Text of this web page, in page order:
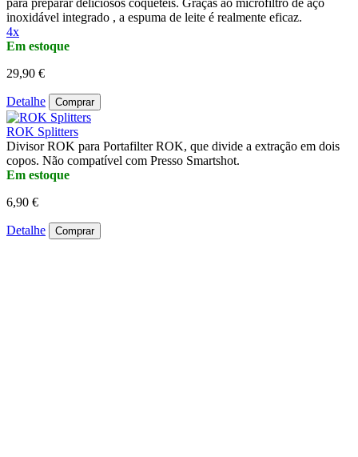
para preparar deliciosos coquetéis. Graças ao microfiltro de aço
inoxidável integrado , a espuma de leite é realmente eficaz.
4x
Em estoque
29,90 €
Detalhe Comprar
ROK Splitters
Divisor ROK para Portafilter ROK, que divide a extração em dois
copos. Não compatível com Presso Smartshot.
Em estoque
6,90 €
Detalhe Comprar